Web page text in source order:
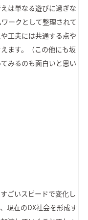
は単なる遊びに過ぎな
ークとして整理されて
工夫には共通する点や
ます。（この他にも坂
みるのも面白いと思い
ごいスピードで変化し
現在のDX社会を形成す